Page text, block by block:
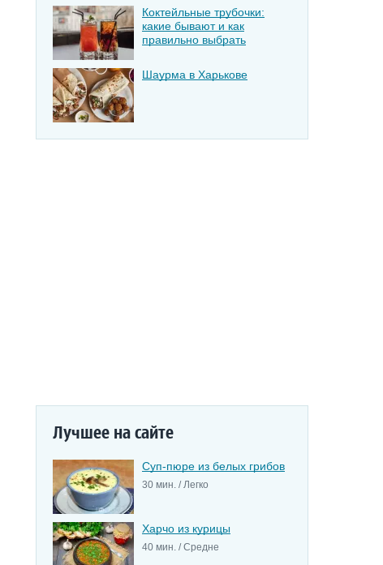
Коктейльные трубочки:
какие бывают и как
правильно выбрать
Шаурма в Харькове
Лучшее на сайте
Суп-пюре из белых грибов
30 мин. / Легко
Харчо из курицы
40 мин. / Средне